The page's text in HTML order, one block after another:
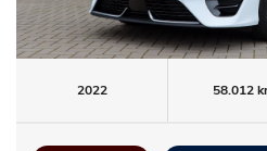
2022 58.012